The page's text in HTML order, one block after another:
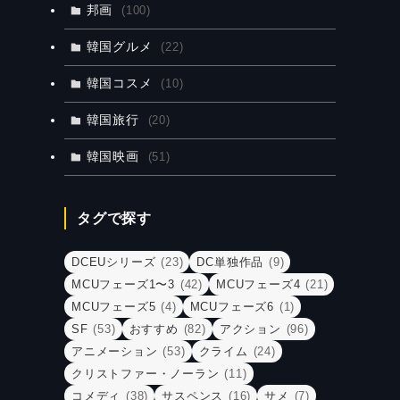
邦画 (100)
韓国グルメ (22)
韓国コスメ (10)
韓国旅行 (20)
韓国映画 (51)
タグで探す
DCEUシリーズ (23) DC単独作品 (9)
MCUフェーズ1〜3 (42) MCUフェーズ4 (21)
MCUフェーズ5 (4) MCUフェーズ6 (1)
SF (53) おすすめ (82) アクション (96)
アニメーション (53) クライム (24)
クリストファー・ノーラン (11)
コメディ (38) サスペンス (16) サメ (7)